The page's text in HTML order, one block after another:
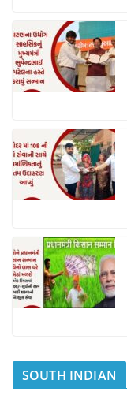
k
c
e
b
o
o
k
at
s
A
p
p
SOUTH INDIAN